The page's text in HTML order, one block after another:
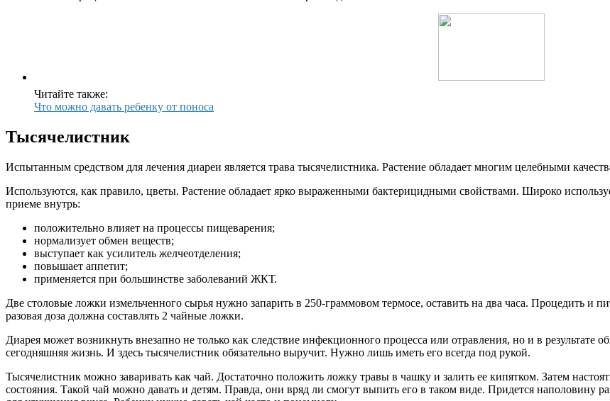
Читайте также:
Что можно давать ребенку от поноса
Тысячелистник
Испытанным средством для лечения диареи является трава тысячелистника. Растение обладает многим целебными
Используются, как правило, цветы. Растение обладает ярко выраженными бактерицидными свойствами. Широко
приеме внутрь:
положительно влияет на процессы пищеварения;
нормализует обмен веществ;
выступает как усилитель желчеотделения;
повышает аппетит;
применяется при большинстве заболеваний ЖКТ.
Две столовые ложки измельченного сырья нужно запарить в 250-граммовом термосе, оставить на два часа. Процедить и
разовая доза должна составлять 2 чайные ложки.
Диарея может возникнуть внезапно не только как следствие инфекционного процесса или отравления, но и в результате
сегодняшняя жизнь. И здесь тысячелистник обязательно выручит. Нужно лишь иметь его всегда под рукой.
Тысячелистник можно заваривать как чай. Достаточно положить ложку травы в чашку и залить ее кипятком. Затем
состояния. Такой чай можно давать и детям. Правда, они вряд ли смогут выпить его в таком виде. Придется наполовину